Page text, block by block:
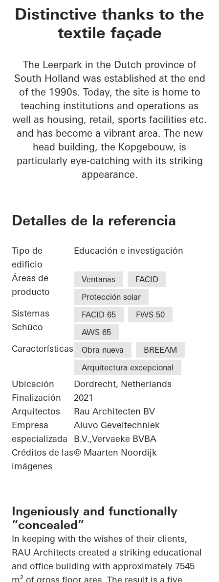
Kopgebouw in the
Distinctive thanks to the
textile façade
The Leerpark in the Dutch province of
South Holland was established at the end
of the 1990s. Today, the site is home to
teaching institutions and operations as
well as housing, retail, sports facilities etc.
and has become a vibrant area. The new
head building, the Kopgebouw, is
particularly eye-catching with its striking
appearance.
Detalles de la referencia
Tipo de
edificio
Educación e investigación
Áreas de
producto
Ventanas
FACID
Protección solar
Sistemas
Schüco
FACID 65
FWS 50
AWS 65
Características Obra nueva
BREEAM
Arquitectura excepcional
Ubicación
Dordrecht, Netherlands
Finalización
2021
Arquitectos
Rau Architecten BV
Empresa
especializada
Aluvo Geveltechniek
B.V.,Vervaeke BVBA
Créditos de las
imágenes
© Maarten Noordijk
Ingeniously and functionally
“concealed”
In keeping with the wishes of their clients,
RAU Architects created a striking educational
and office building with approximately 7545